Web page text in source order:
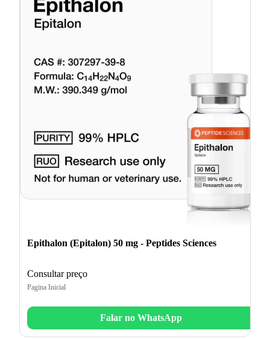
Epithalon (Epitalon) 50 mg - Peptides Sciences
Consultar preço
Pagina Inicial
Falar no WhatsApp